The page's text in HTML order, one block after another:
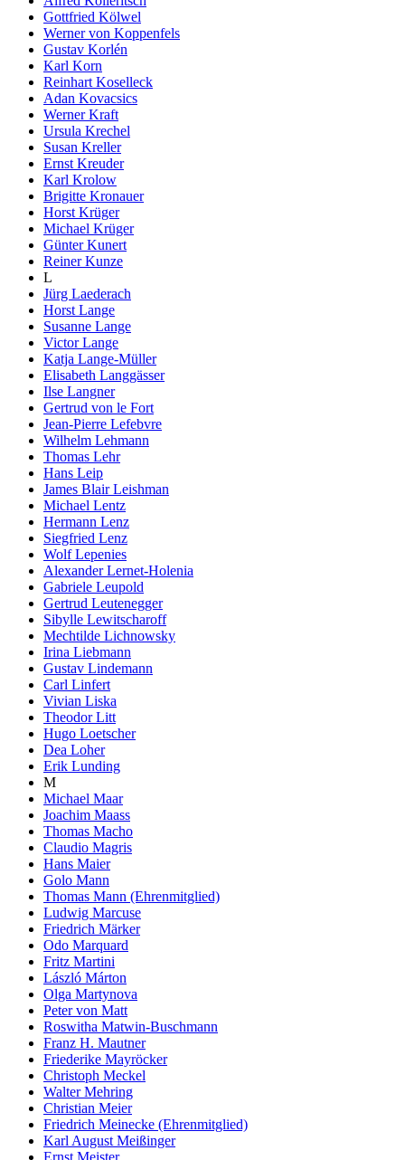
Gottfried Kölwel
Werner von Koppenfels
Gustav Korlén
Karl Korn
Reinhart Koselleck
Adan Kovacsics
Werner Kraft
Ursula Krechel
Susan Kreller
Ernst Kreuder
Karl Krolow
Brigitte Kronauer
Horst Krüger
Michael Krüger
Günter Kunert
Reiner Kunze
L
Jürg Laederach
Horst Lange
Susanne Lange
Victor Lange
Katja Lange-Müller
Elisabeth Langgässer
Ilse Langner
Gertrud von le Fort
Jean-Pierre Lefebvre
Wilhelm Lehmann
Thomas Lehr
Hans Leip
James Blair Leishman
Michael Lentz
Hermann Lenz
Siegfried Lenz
Wolf Lepenies
Alexander Lernet-Holenia
Gabriele Leupold
Gertrud Leutenegger
Sibylle Lewitscharoff
Mechtilde Lichnowsky
Irina Liebmann
Gustav Lindemann
Carl Linfert
Vivian Liska
Theodor Litt
Hugo Loetscher
Dea Loher
Erik Lunding
M
Michael Maar
Joachim Maass
Thomas Macho
Claudio Magris
Hans Maier
Golo Mann
Thomas Mann (Ehrenmitglied)
Ludwig Marcuse
Friedrich Märker
Odo Marquard
Fritz Martini
László Márton
Olga Martynova
Peter von Matt
Roswitha Matwin-Buschmann
Franz H. Mautner
Friederike Mayröcker
Christoph Meckel
Walter Mehring
Christian Meier
Friedrich Meinecke (Ehrenmitglied)
Karl August Meißinger
Ernst Meister